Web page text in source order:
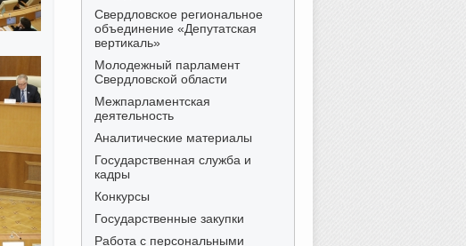
Свердловское региональное
объединение «Депутатская
вертикаль»
Молодежный парламент
Свердловской области
Межпарламентская
деятельность
Аналитические материалы
Государственная служба и
кадры
Конкурсы
Государственные закупки
Работа с персональными